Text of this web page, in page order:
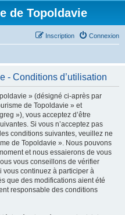
de Topoldavie
Connexion
Inscription
- Conditions d’utilisation
» (désigné ci-après par
de Topoldavie » et
»), vous acceptez d’être
Si vous n’acceptez pas
conditions suivantes, veuillez ne
de Topoldavie ». Nous pouvons
et nous essaierons de vous
vous conseillons de vérifier
vous continuez à participer à
que des modifications aient été
responsable des conditions